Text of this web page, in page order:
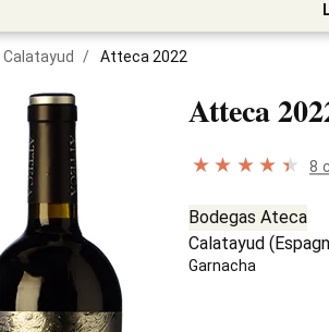
Calatayud / Atteca 2022
Atteca
8
Bodegas Ateca
Calatayud (
Garnacha